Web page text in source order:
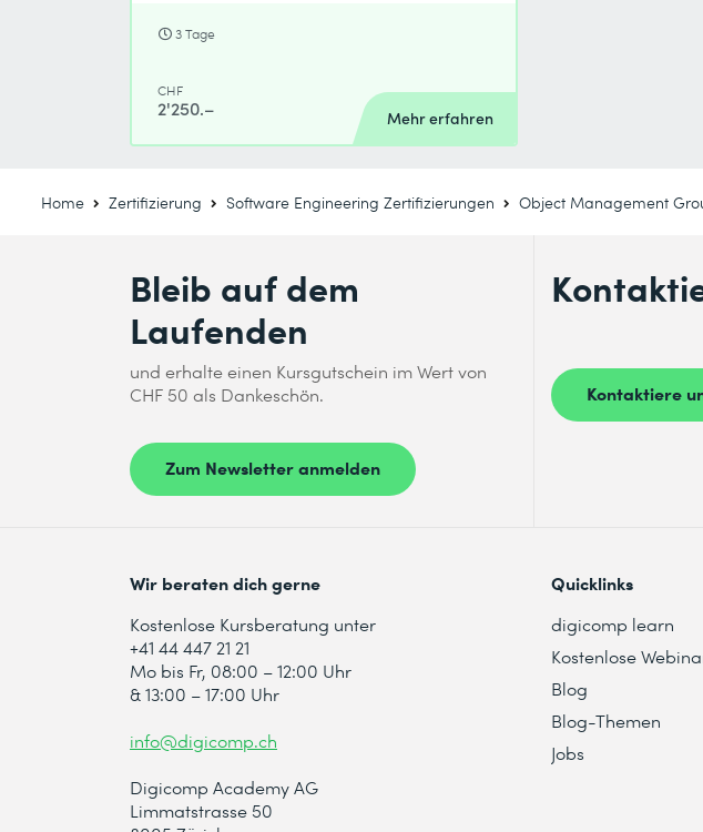
3 Tage
CHF
2'250.– Mehr erfahren
Home Zertifizierung Software Engineering Zertifizierungen Object Management
Bleib auf dem
Laufenden
und erhalte einen Kursgutschein im Wert von
CHF 50 als Dankeschön.
Zum Newsletter anmelden
Kontaktiere
Wir beraten dich gerne
Kostenlose Kursberatung unter
+41 44 447 21 21
Mo bis Fr, 08:00 – 12:00 Uhr
& 13:00 – 17:00 Uhr
info@digicomp.ch
Digicomp Academy AG
Limmatstrasse 50
Quicklinks
digicomp learn
Kostenlose
Blog
Blog-Themen
Jobs